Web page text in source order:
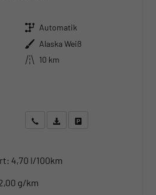
Getriebe Automatik
Außenfarbe Alaska Weiß
Kilometerstand
10 km
Wir rufen Sie anAngebot drucken (PDF)
4,70 l/100km
g/km